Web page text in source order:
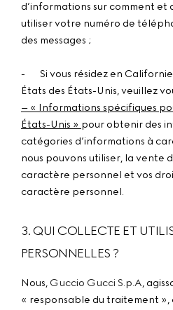
d’informations sur comment et
utiliser votre numéro de
des messages ;
- Si vous résidez en Californie
États des États-Unis, veuillez
– « Informations spécifiques
États-Unis » pour obtenir des
catégories d’informations à
nous pouvons utiliser, la vente
caractère personnel et vos
caractère personnel.
3. QUI COLLECTE ET
PERSONNELLES ?
Nous,Guccio Gucci S.p.A,
« responsable du traitement »,